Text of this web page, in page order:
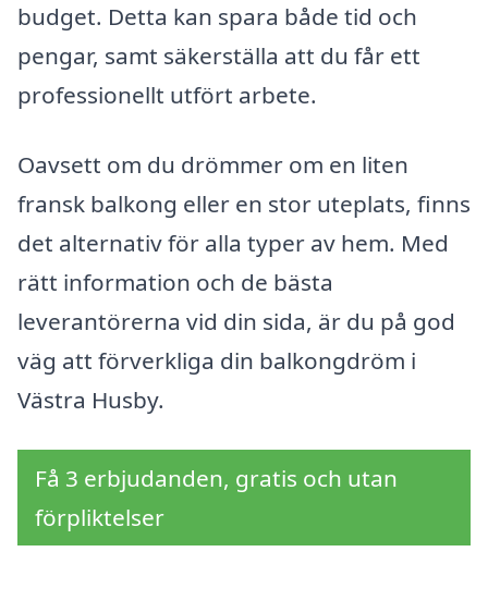
budget. Detta kan spara både tid och
pengar, samt säkerställa att du får ett
professionellt utfört arbete.
Oavsett om du drömmer om en liten
fransk balkong eller en stor uteplats, finns
det alternativ för alla typer av hem. Med
rätt information och de bästa
leverantörerna vid din sida, är du på god
väg att förverkliga din balkongdröm i
Västra Husby.
Få 3 erbjudanden, gratis och utan
förpliktelser